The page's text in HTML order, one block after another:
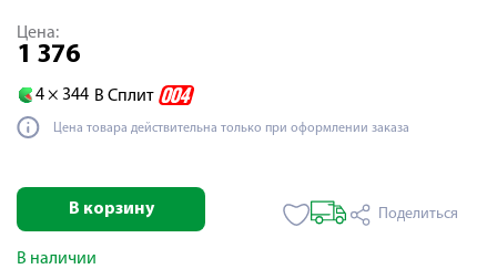
Цена:
1 376
4 × 344 В Сплит
Цена товара действительна только при оформлении заказа
В корзину Поделиться
В наличии